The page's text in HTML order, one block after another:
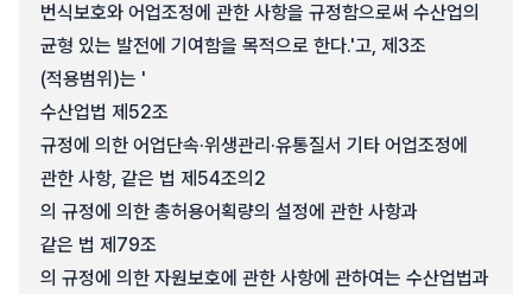
번식보호와 어업조정에 관한 사항을 규정함으로써 수산업의
균형 있는 발전에 기여함을 목적으로 한다.'고, 제3조
(적용범위)는 '
수산업법 제52조
규정에 의한 어업단속·위생관리·유통질서 기타 어업조정에
관한 사항, 같은 법 제54조의2
의 규정에 의한 총허용어획량의 설정에 관한 사항과
같은 법 제79조
의 규정에 의한 자원보호에 관한 사항에 관하여는 수산업법과